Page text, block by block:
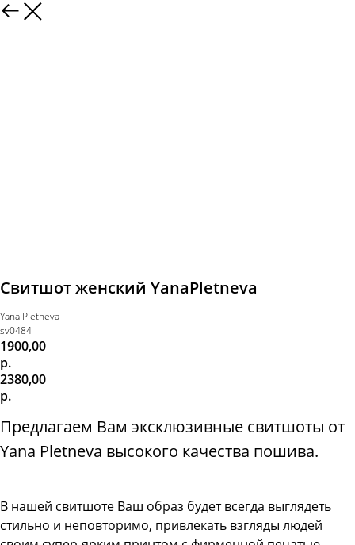
Свитшот женский YanaPletneva
Yana Pletneva
sv0484
1900,00
р.
2380,00
р.
Предлагаем Вам эксклюзивные свитшоты от
Yana Pletneva высокого качества пошива.
В нашей свитшоте Ваш образ будет всегда выглядеть
стильно и неповторимо, привлекать взгляды людей